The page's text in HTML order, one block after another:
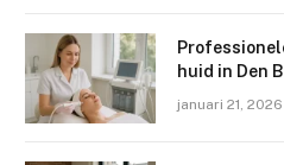
huid in Den
januari 21, 2026